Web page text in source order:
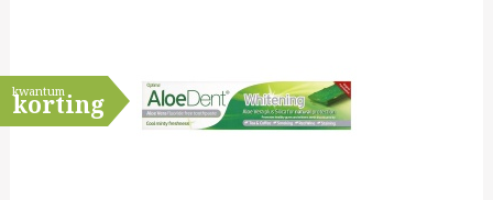
kwantum
korting